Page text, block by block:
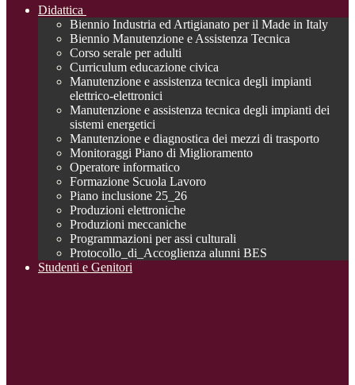
Didattica
Biennio Industria ed Artigianato per il Made in Italy
Biennio Manutenzione e Assistenza Tecnica
Corso serale per adulti
Curriculum educazione civica
Manutenzione e assistenza tecnica degli impianti
elettrico-elettronici
Manutenzione e assistenza tecnica degli impianti dei
sistemi energetici
Manutenzione e diagnostica dei mezzi di trasporto
Monitoraggi Piano di Miglioramento
Operatore informatico
Formazione Scuola Lavoro
Piano inclusione 25_26
Produzioni elettroniche
Produzioni meccaniche
Programmazioni per assi culturali
Protocollo_di_Accoglienza alunni BES
Studenti e Genitori